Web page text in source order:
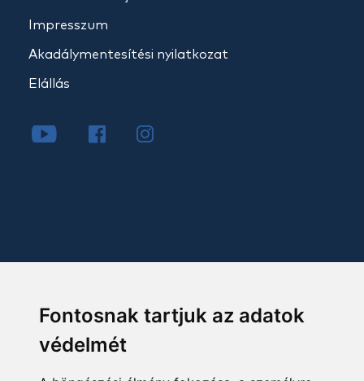
Fontosnak tartjuk az adatok
védelmét
Impresszum
Akadálymentesítési nyilatkozat
Elállás